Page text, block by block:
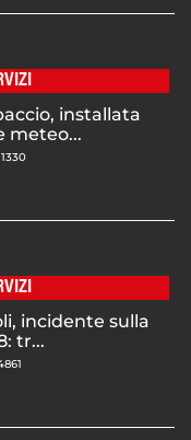
installata
meteo...
incidente sulla
tr...